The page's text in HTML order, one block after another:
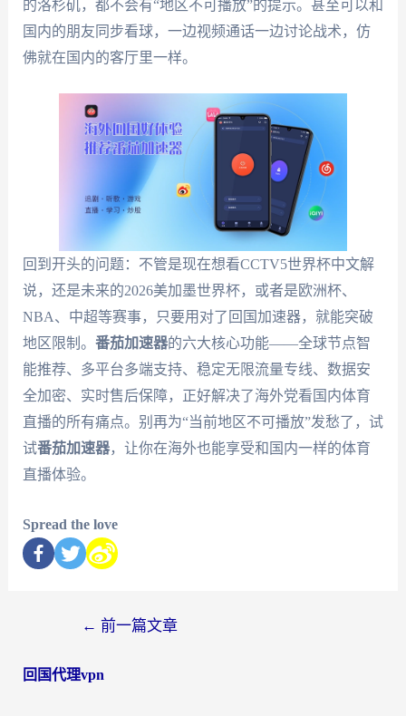
的洛杉矶，都不会有“地区不可播放”的提示。甚至可以和
国内的朋友同步看球，一边视频通话一边讨论战术，仿
佛就在国内的客厅里一样。
回到开头的问题：不管是现在想看CCTV5世界杯中文解
说，还是未来的2026美加墨世界杯，或者是欧洲杯、
NBA、中超等赛事，只要用对了回国加速器，就能突破
地区限制。 番茄加速器的六大核心功能——全球节点智
能推荐、多平台多端支持、稳定无限流量专线、数据安
全加密、实时售后保障，正好解决了海外党看国内体育
直播的所有痛点。别再为“当前地区不可播放”发愁了，试
试番茄加速器，让你在海外也能享受和国内一样的体育
直播体验。
Spread the love
← 前一篇文章
回国代理vpn